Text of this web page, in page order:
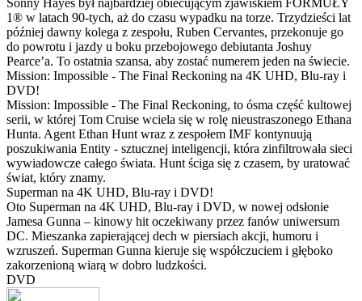
Sonny Hayes był najbardziej obiecującym zjawiskiem FORMUŁY
1® w latach 90-tych, aż do czasu wypadku na torze. Trzydzieści lat
później dawny kolega z zespołu, Ruben Cervantes, przekonuje go
do powrotu i jazdy u boku przebojowego debiutanta Joshuy
Pearce’a. To ostatnia szansa, aby zostać numerem jeden na świecie.
Mission: Impossible - The Final Reckoning na 4K UHD, Blu-ray i
DVD!
Mission: Impossible - The Final Reckoning, to ósma część kultowej
serii, w której Tom Cruise wciela się w rolę nieustraszonego Ethana
Hunta. Agent Ethan Hunt wraz z zespołem IMF kontynuują
poszukiwania Entity - sztucznej inteligencji, która zinfiltrowała sieci
wywiadowcze całego świata. Hunt ściga się z czasem, by uratować
świat, który znamy.
Superman na 4K UHD, Blu-ray i DVD!
Oto Superman na 4K UHD, Blu-ray i DVD, w nowej odsłonie
Jamesa Gunna – kinowy hit oczekiwany przez fanów uniwersum
DC. Mieszanka zapierającej dech w piersiach akcji, humoru i
wzruszeń. Superman Gunna kieruje się współczuciem i głęboko
zakorzenioną wiarą w dobro ludzkości.
DVD